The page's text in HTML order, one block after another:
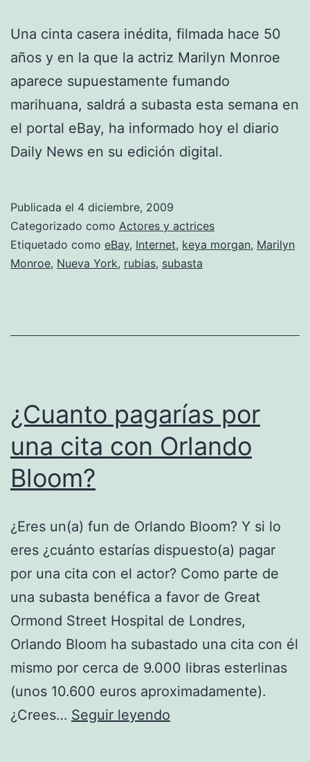
Una cinta casera inédita, filmada hace 50
años y en la que la actriz Marilyn Monroe
aparece supuestamente fumando
marihuana, saldrá a subasta esta semana en
el portal eBay, ha informado hoy el diario
Daily News en su edición digital.
Publicada el 4 diciembre, 2009
Categorizado como Actores y actrices
Etiquetado como eBay, Internet, keya morgan, Marilyn
Monroe, Nueva York, rubias, subasta
¿Cuanto pagarías por
una cita con Orlando
Bloom?
¿Eres un(a) fun de Orlando Bloom? Y si lo
eres ¿cuánto estarías dispuesto(a) pagar
por una cita con el actor? Como parte de
una subasta benéfica a favor de Great
Ormond Street Hospital de Londres,
Orlando Bloom ha subastado una cita con él
mismo por cerca de 9.000 libras esterlinas
(unos 10.600 euros aproximadamente).
¿Crees… Seguir leyendo